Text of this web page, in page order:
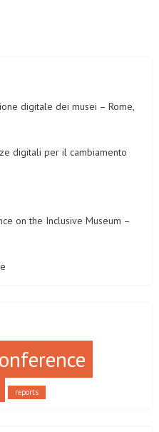
digitale dei musei – Rome,
digitali per il cambiamento
on the Inclusive Museum –
reports